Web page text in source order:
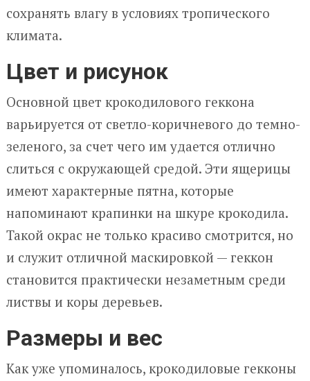
сохранять влагу в условиях тропического
климата.
Цвет и рисунок
Основной цвет крокодилового геккона
варьируется от светло-коричневого до темно-
зеленого, за счет чего им удается отлично
слиться с окружающей средой. Эти ящерицы
имеют характерные пятна, которые
напоминают крапинки на шкуре крокодила.
Такой окрас не только красиво смотрится, но
и служит отличной маскировкой — геккон
становится практически незаметным среди
листвы и коры деревьев.
Размеры и вес
Как уже упоминалось, крокодиловые гекконы